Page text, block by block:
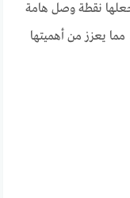
نقطة وصل هامة
مما يعزز من أهميتها